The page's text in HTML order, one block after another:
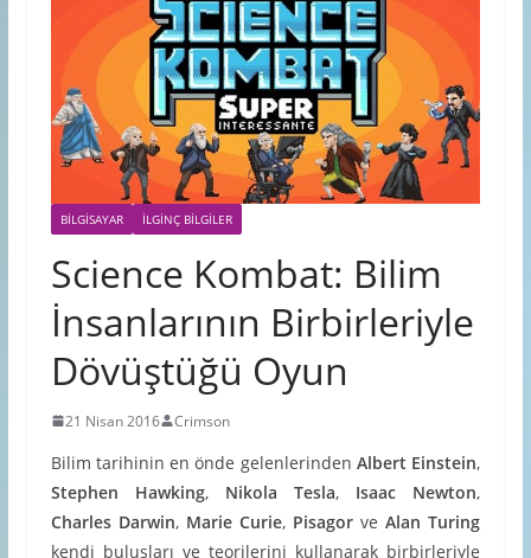
BILGISAYAR İLGINÇ BILGILER
Science Kombat: Bilim
İnsanlarının Birbirleriyle
Dövüştüğü Oyun
21 Nisan 2016 Crimson
Bilim tarihinin en önde gelenlerindenAlbert Einstein,
Stephen Hawking, Nikola Tesla, Isaac Newton,
Charles Darwin, Marie Curie, Pisagor veAlan Turing
kendi buluşları ve teorilerini kullanarak birbirleriyle